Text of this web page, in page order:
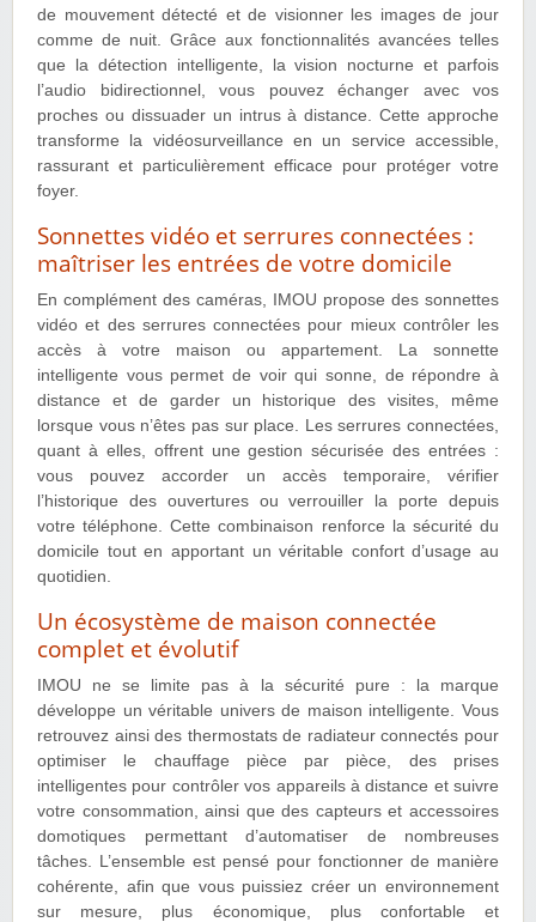
de mouvement détecté et de visionner les images de jour
comme de nuit. Grâce aux fonctionnalités avancées telles
que la détection intelligente, la vision nocturne et parfois
l’audio bidirectionnel, vous pouvez échanger avec vos
proches ou dissuader un intrus à distance. Cette approche
transforme la vidéosurveillance en un service accessible,
rassurant et particulièrement efficace pour protéger votre
foyer.
Sonnettes vidéo et serrures connectées :
maîtriser les entrées de votre domicile
En complément des caméras, IMOU propose des sonnettes
vidéo et des serrures connectées pour mieux contrôler les
accès à votre maison ou appartement. La sonnette
intelligente vous permet de voir qui sonne, de répondre à
distance et de garder un historique des visites, même
lorsque vous n’êtes pas sur place. Les serrures connectées,
quant à elles, offrent une gestion sécurisée des entrées :
vous pouvez accorder un accès temporaire, vérifier
l’historique des ouvertures ou verrouiller la porte depuis
votre téléphone. Cette combinaison renforce la sécurité du
domicile tout en apportant un véritable confort d’usage au
quotidien.
Un écosystème de maison connectée
complet et évolutif
IMOU ne se limite pas à la sécurité pure : la marque
développe un véritable univers de maison intelligente. Vous
retrouvez ainsi des thermostats de radiateur connectés pour
optimiser le chauffage pièce par pièce, des prises
intelligentes pour contrôler vos appareils à distance et suivre
votre consommation, ainsi que des capteurs et accessoires
domotiques permettant d’automatiser de nombreuses
tâches. L’ensemble est pensé pour fonctionner de manière
cohérente, afin que vous puissiez créer un environnement
sur mesure, plus économique, plus confortable et